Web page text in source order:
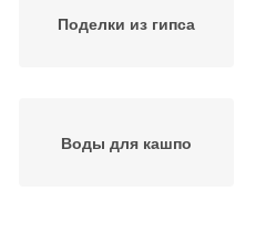
Поделки из гипса
Воды для кашпо